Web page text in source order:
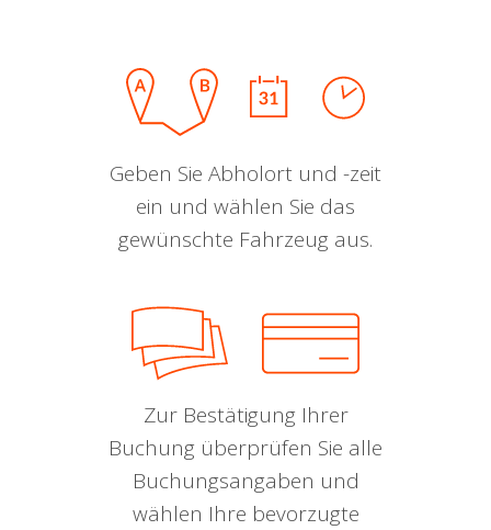
Geben Sie Abholort und -zeit
ein und wählen Sie das
gewünschte Fahrzeug aus.
Zur Bestätigung Ihrer
Buchung überprüfen Sie alle
Buchungsangaben und
wählen Ihre bevorzugte